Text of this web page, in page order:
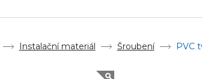
Instalační materiál Šroubení PVC